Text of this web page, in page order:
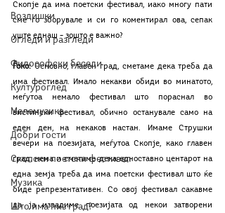
Воздишки
Огледи и разгледи
Философски беседи
Културоглед
Мелемузика
Добри гости
Скопски поетски фестивал
Музика
Што има низ град?
Скопје да има поетски фестивал, иако многу пати
сме го зборувале и си го коментирал ова, сепак
уште еднаш – зошто е важно?
Ѓоко: Основно, главен град, сметаме дека треба да
има фестивал. Имало некакви обиди во минатото,
меѓутоа немало фестивал што пораснал во
вистински фестивал, обично останувале само на
еден ден, на некаков настан. Имаме Струшки
вечери на поезијата, меѓутоа Скопје, како главен
град, нема и сметаме дека едноставно центарот на
една земја треба да има поетски фестивал што ќе
биде репрезентативен. Со овој фестивал сакавме
да ја извадиме поезијата од некои затворени